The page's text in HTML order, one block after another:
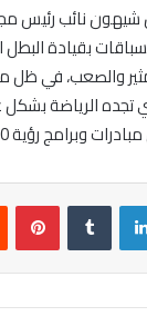
شيهون نائب
بقيادة البطل
والصعب، في ظل
تجده الرياضة
وبرامج رؤية 2030.
لينكدإن بينتيريست